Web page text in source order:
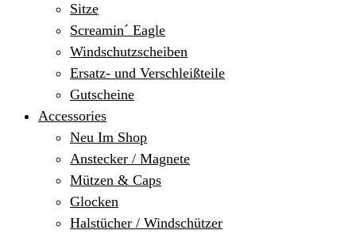
Sitze
Screamin´ Eagle
Windschutzscheiben
Ersatz- und Verschleißteile
Gutscheine
Accessories
Neu Im Shop
Anstecker / Magnete
Mützen & Caps
Glocken
Halstücher / Windschützer